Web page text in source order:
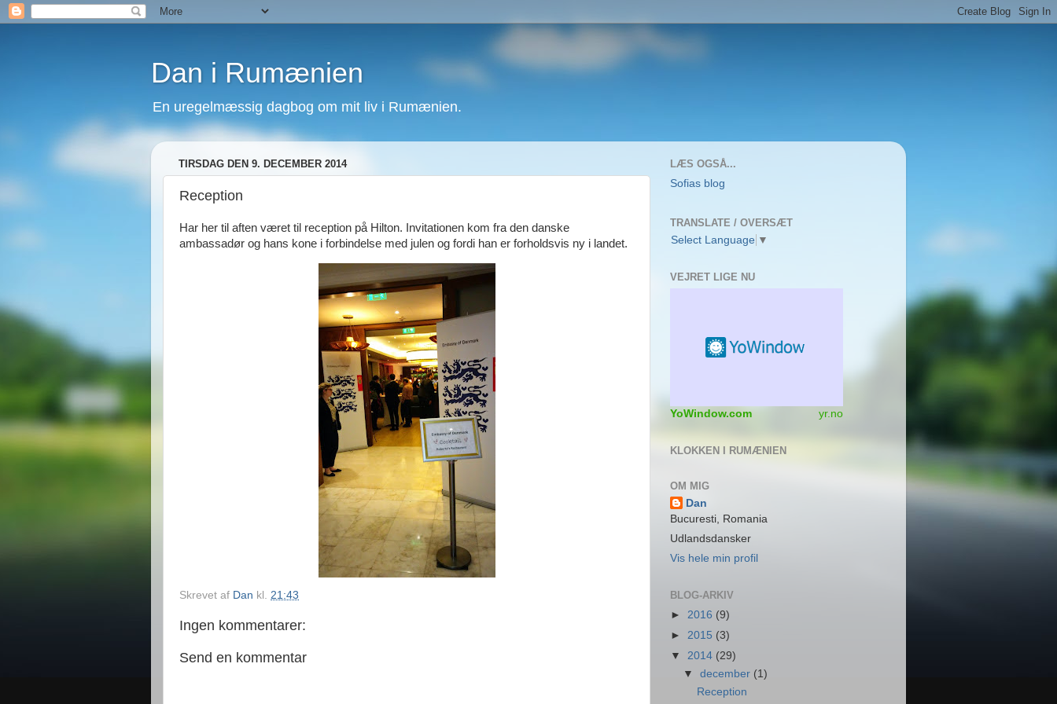
Dan i Rumænien
En uregelmæssig dagbog om mit liv i Rumænien.
TIRSDAG DEN 9. DECEMBER 2014
Reception
Har her til aften været til reception på Hilton. Invitationen kom fra den danske
ambassadør og hans kone i forbindelse med julen og fordi han er forholdsvis ny i landet.
Skrevet af Dan kl. 21:43
Ingen kommentarer:
Send en kommentar
LÆS OGSÅ...
Sofias blog
TRANSLATE / OVERSÆT
Select Language ▼
VEJRET LIGE NU
YoWindow.com yr.no
KLOKKEN I RUMÆNIEN
OM MIG
Dan
Bucuresti, Romania
Udlandsdansker
Vis hele min profil
BLOG-ARKIV
► 2016 (9)
► 2015 (3)
▼ 2014 (29)
▼december (1)
Reception